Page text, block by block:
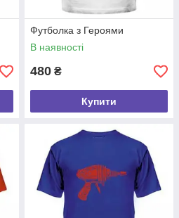
Футболка з Героями
В наявності
480 ₴
Купити